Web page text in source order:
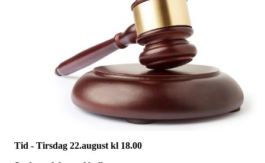
Tid - Tirsdag 22.august kl 18.00